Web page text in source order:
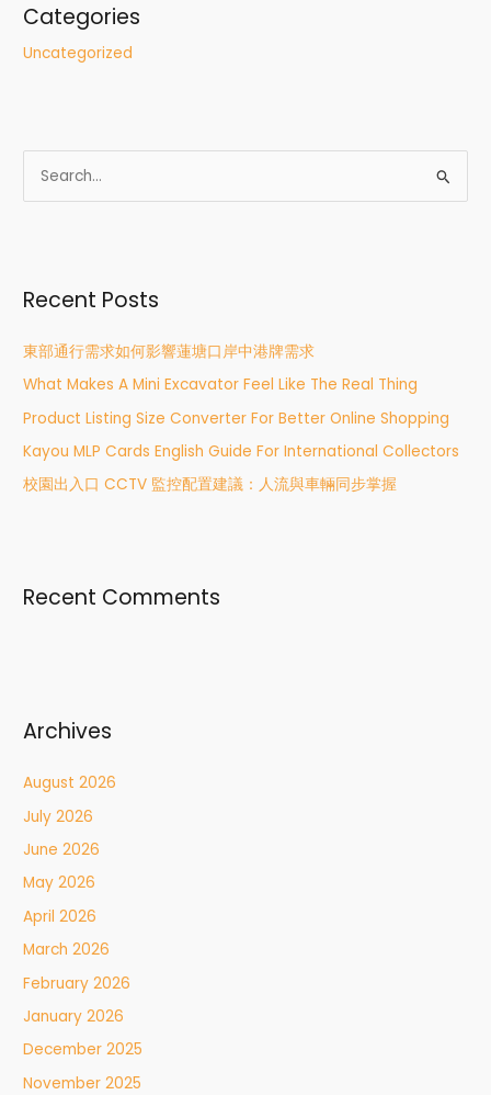
Categories
Uncategorized
c
f
o
r
:
Recent Posts
東部通行需求如何影響蓮塘口岸中港牌需求
What Makes A Mini Excavator Feel Like The Real Thing
Product Listing Size Converter For Better Online Shopping
Kayou MLP Cards English Guide For International Collectors
校園出入口 CCTV 監控配置建議：人流與車輛同步掌握
Recent Comments
Archives
August 2026
July 2026
June 2026
May 2026
April 2026
March 2026
February 2026
January 2026
December 2025
November 2025